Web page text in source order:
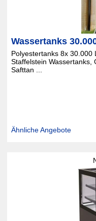
Wassertanks
Polyestertanks 8x 30.000
Staffelstein Wassertanks,
Safttan ...
Ähnliche Angebote